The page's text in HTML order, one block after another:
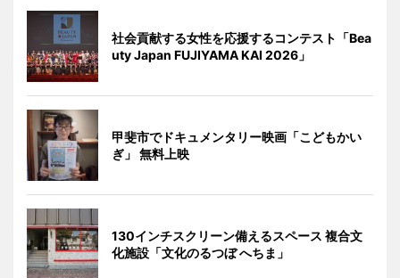
社会貢献する女性を応援するコンテスト「Bea
uty Japan FUJIYAMA KAI 2026」
甲斐市でドキュメンタリー映画「こどもかい
ぎ」 無料上映
130インチスクリーン備えるスペース 複合文
化施設「文化のるつぼ へちま」